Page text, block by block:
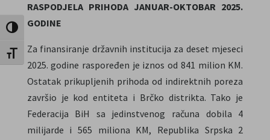
Toggle High Contrast
Toggle Font size
RASPODJELA PRIHODA JANUAR-OKTOBAR 2025.
GODINE
Za finansiranje državnih institucija za deset mjeseci
2025. godine raspoređen je iznos od 841 milion KM.
Ostatak prikupljenih prihoda od indirektnih poreza
završio je kod entiteta i Brčko distrikta. Tako je
Federacija BiH sa jedinstvenog računa dobila 4
milijarde i 565 miliona KM, Republika Srpska 2